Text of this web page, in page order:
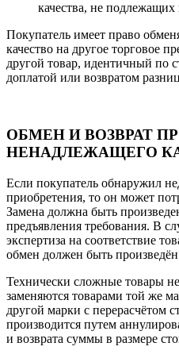
качества, не подлежащих
Покупатель имеет право
качество на другое торговое
другой товар, идентичный по
доплатой или возвратом
ОБМЕН И ВОЗВРАТ
НЕНАДЛЕЖАЩЕГО
Если покупатель обнаружил
приобретения, то он может
Замена должна быть
предъявления требования. В
экспертиза на соответствие
обмен должен быть
Технически сложные товары
заменяются товарами той же
другой марки с перерасчётом
производится путем
и возврата суммы в размере